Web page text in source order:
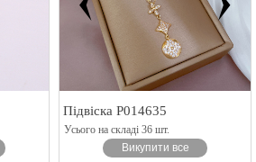
Підвіска P014635
Усього на складі 36 шт.
Викупити все